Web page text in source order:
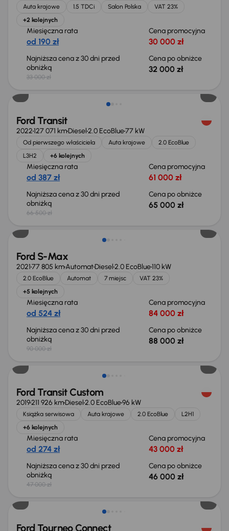
Auta krajowe 1.5 TDCi Salon Polska
VAT 23%
+2 kolejnych
Miesięczna rata
od 190 zł
Cena promocyjna
30 000 zł
Najniższa cena z 30 dni przed
obniżką
33 000 zł
Cena po obniżce
32 000 zł
Taniej o 1 500 zł
Ford Transit
2022127 071 kmDiesel2.0 EcoBlue77 kW
Od pierwszego właściciela Auta krajowe
2.0 EcoBlue
L3H2
+6 kolejnych
Miesięczna rata
od 387 zł
Cena promocyjna
61 000 zł
Najniższa cena z 30 dni przed
obniżką
66 500 zł
Cena po obniżce
65 000 zł
Taniej o 2 000 zł
Ford S-Max
202177 805 kmAutomatDiesel2.0 EcoBlue110 kW
2.0 EcoBlue Automat 7 miejsc
VAT 23%
+5 kolejnych
Miesięczna rata
od 524 zł
Cena promocyjna
84 000 zł
Najniższa cena z 30 dni przed
obniżką
90 000 zł
Cena po obniżce
88 000 zł
Taniej o 1 000 zł
Ford Transit Custom
2019211 926 kmDiesel2.0 EcoBlue96 kW
Książka serwisowa Auta krajowe 2.0 EcoBlue
L2H1
+6 kolejnych
Miesięczna rata
od 274 zł
Cena promocyjna
43 000 zł
Najniższa cena z 30 dni przed
obniżką
47 000 zł
Cena po obniżce
46 000 zł
Taniej o 1 500 zł
Ford Tourneo Connect